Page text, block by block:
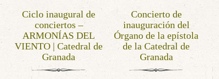
Ciclo inaugural de
conciertos –
ARMONÍAS DEL
VIENTO | Catedral de
Granada
Concierto de
inauguración del
Órgano de la epístola
de la Catedral de
Granada